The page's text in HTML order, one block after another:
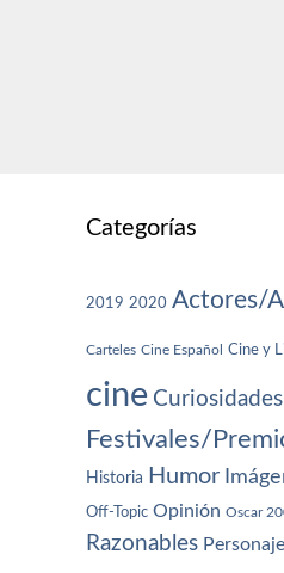
Categorías
2019 2020 Actores/
Carteles Cine Español Cine y
cine Curiosidades
Festivales/
Historia Humor
Off-Topic Opinión Oscar
Razonables